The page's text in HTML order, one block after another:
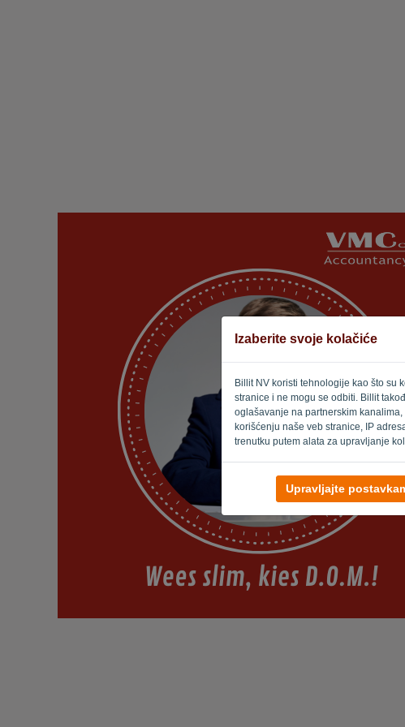
Izaberite svoje kolačiće
Billit NV koristi tehnologije kao što su
stranice i ne mogu se odbiti. Billit
oglašavanje na partnerskim
korišćenju naše veb stranice, IP
trenutku putem alata za upravljanje
Upravljajte